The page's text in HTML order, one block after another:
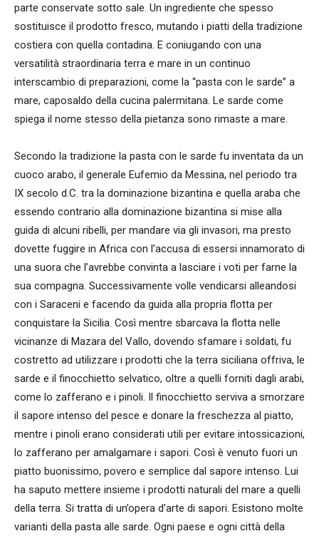
parte conservate sotto sale. Un ingrediente che spesso
sostituisce il prodotto fresco, mutando i piatti della tradizione
costiera con quella contadina. E coniugando con una
versatilità straordinaria terra e mare in un continuo
interscambio di preparazioni, come la “pasta con le sarde” a
mare, caposaldo della cucina palermitana. Le sarde come
spiega il nome stesso della pietanza sono rimaste a mare.
Secondo la tradizione la pasta con le sarde fu inventata da un
cuoco arabo, il generale Eufemio da Messina, nel periodo tra
IX secolo d.C. tra la dominazione bizantina e quella araba che
essendo contrario alla dominazione bizantina si mise alla
guida di alcuni ribelli, per mandare via gli invasori, ma presto
dovette fuggire in Africa con l’accusa di essersi innamorato di
una suora che l’avrebbe convinta a lasciare i voti per farne la
sua compagna. Successivamente volle vendicarsi alleandosi
con i Saraceni e facendo da guida alla propria flotta per
conquistare la Sicilia. Così mentre sbarcava la flotta nelle
vicinanze di Mazara del Vallo, dovendo sfamare i soldati, fu
costretto ad utilizzare i prodotti che la terra siciliana offriva, le
sarde e il finocchietto selvatico, oltre a quelli forniti dagli arabi,
come lo zafferano e i pinoli. Il finocchietto serviva a smorzare
il sapore intenso del pesce e donare la freschezza al piatto,
mentre i pinoli erano considerati utili per evitare intossicazioni,
lo zafferano per amalgamare i sapori. Così è venuto fuori un
piatto buonissimo, povero e semplice dal sapore intenso. Lui
ha saputo mettere insieme i prodotti naturali del mare a quelli
della terra. Si tratta di un’opera d’arte di sapori. Esistono molte
varianti della pasta alle sarde. Ogni paese e ogni città della